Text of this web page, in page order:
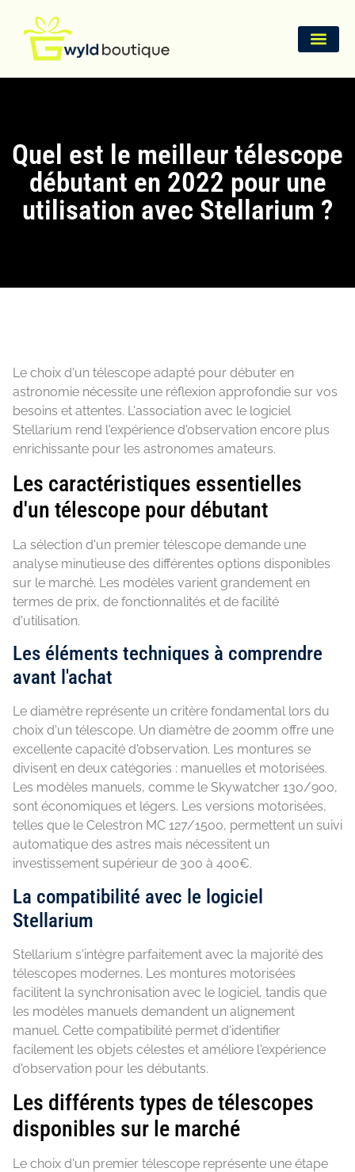
Quel est le meilleur télescope
débutant en 2022 pour une
utilisation avec Stellarium ?
Le choix d'un télescope adapté pour débuter en
astronomie nécessite une réflexion approfondie sur vos
besoins et attentes. L'association avec le logiciel
Stellarium rend l'expérience d'observation encore plus
enrichissante pour les astronomes amateurs.
Les caractéristiques essentielles
d'un télescope pour débutant
La sélection d'un premier télescope demande une
analyse minutieuse des différentes options disponibles
sur le marché. Les modèles varient grandement en
termes de prix, de fonctionnalités et de facilité
d'utilisation.
Les éléments techniques à comprendre
avant l'achat
Le diamètre représente un critère fondamental lors du
choix d'un télescope. Un diamètre de 200mm offre une
excellente capacité d'observation. Les montures se
divisent en deux catégories : manuelles et motorisées.
Les modèles manuels, comme le Skywatcher 130/900,
sont économiques et légers. Les versions motorisées,
telles que le Celestron MC 127/1500, permettent un suivi
automatique des astres mais nécessitent un
investissement supérieur de 300 à 400€.
La compatibilité avec le logiciel
Stellarium
Stellarium s'intègre parfaitement avec la majorité des
télescopes modernes. Les montures motorisées
facilitent la synchronisation avec le logiciel, tandis que
les modèles manuels demandent un alignement
manuel. Cette compatibilité permet d'identifier
facilement les objets célestes et améliore l'expérience
d'observation pour les débutants.
Les différents types de télescopes
disponibles sur le marché
Le choix d'un premier télescope représente une étape